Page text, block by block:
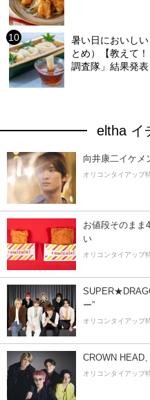
暑い日においし
とめ）【教えて
調査隊」結果発表
eltha イ
向井康二イケメ
オリコンタイアップ
お値段そのまま
い
オリコンタイアップ
ー”
オリコンタイアップ
CROWN HEAD
オリコンタイアップ